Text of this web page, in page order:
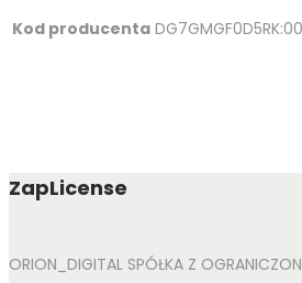
Kod producenta
ZapLicense
ORION_DIGITAL SPÓŁKA Z